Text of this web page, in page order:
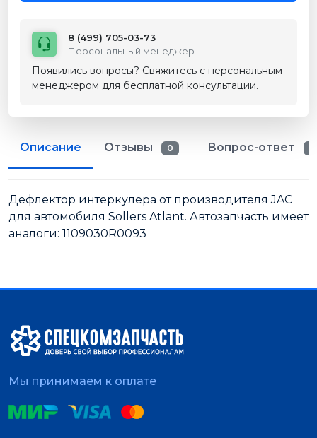
8 (499) 705-03-73
Персональный менеджер
Появились вопросы? Свяжитесь с персональным
менеджером для бесплатной консультации.
Описание Отзывы 0 Вопрос-ответ
Дефлектор интеркулера от производителя JAC
для автомобиля Sollers Atlant. Автозапчасть имеет
аналоги: 1109030R0093
Мы принимаем к оплате